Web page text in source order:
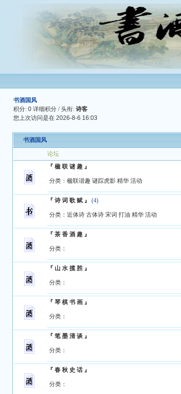
书酒国风
积分: 0 详细积分/ 头衔: 诗客
您上次访问是在 2026-8-6 16:03
书酒国风
论坛
『 楹 联 谜 趣 』
分类： 楹联谐趣 谜踪虎影 精华 活动
『 诗 词 歌 赋 』 (4)
分类： 近体诗 古体诗 宋词 打油 精华 活动
『 茶 香 酒 趣 』
分类：
『 山 水 揽 胜 』
分类：
『 琴 棋 书 画 』
分类：
『 笔 墨 清 谈 』
分类：
『 春 秋 史 话 』
分类：